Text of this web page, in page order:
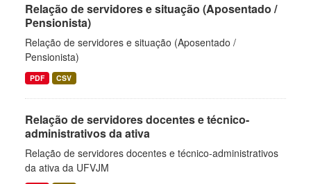
Relação de servidores e situação (Aposentado /
Pensionista)
Relação de servidores e situação (Aposentado /
Pensionista)
PDF CSV
Relação de servidores docentes e técnico-
administrativos da ativa
Relação de servidores docentes e técnico-administrativos
da ativa da UFVJM